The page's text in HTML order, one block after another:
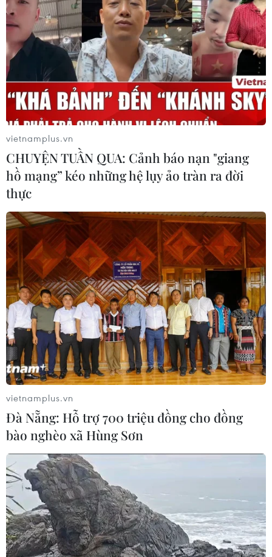
Thêm một nhóm dàn cảnh cướp giật
tại khu Tân Huê Viên sa lưới
06/08/2026 05:57
Khẩn trường khám nghiệm
hiện trường, điều tra nguyên nhân
vụ cháy chợ Biên Hòa
06/08/2026 04:37
Nâng cao hiệu quả đấu tranh phòng,
chống tội phạm và vi phạm pháp luật
06/08/2026 04:13
Cảnh báo thủ đoạn lừa đảo đưa lao
động thời vụ sang Hàn Quốc
06/08/2026 04:11
24 năm tù cho 2 vợ chồng tổ
chức “bay lắc” tại Hà Nội
Khởi tố thêm 6 đối tượng vụ lập
khống hồ sơ bảo hiểm y tế ở Đắk Lắk
05/08/2026 14:55
Vận chuyển quá cảnh hàng giả và
xâm phạm sở hữu trí tuệ diễn biến
vietnamplus.vn
CHUYỆN TUẦN QUA: Cảnh báo nạn "giang
hồ mạng” kéo những hệ lụy ảo tràn ra đời
thực
vietnamplus.vn
Đà Nẵng: Hỗ trợ 700 triệu đồng cho đồng
bào nghèo xã Hùng Sơn